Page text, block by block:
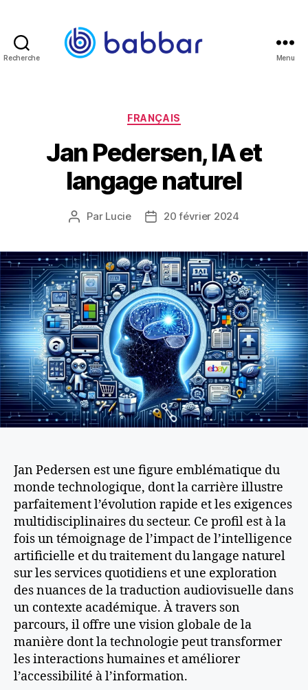
Recherche Menu
Catégories
FRANÇAIS
Jan Pedersen, IA et
langage naturel
Auteur
Par Lucie
Date20 février 2024
Jan Pedersen est une figure emblématique du
monde technologique, dont la carrière illustre
parfaitement l’évolution rapide et les exigences
multidisciplinaires du secteur. Ce profil est à la
fois un témoignage de l’impact de l’intelligence
artificielle et du traitement du langage naturel
sur les services quotidiens et une exploration
des nuances de la traduction audiovisuelle dans
un contexte académique. À travers son
parcours, il offre une vision globale de la
manière dont la technologie peut transformer
les interactions humaines et améliorer
l’accessibilité à l’information.